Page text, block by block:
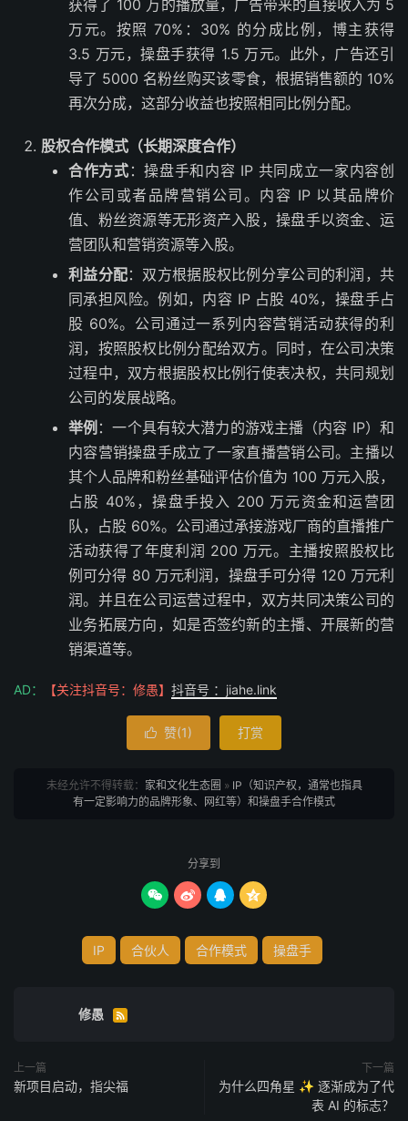
获得了 100 万的播放量，广告带来的直接收入为 5
万元。按照 70%：30% 的分成比例，博主获得
3.5 万元，操盘手获得 1.5 万元。此外，广告还引
导了 5000 名粉丝购买该零食，根据销售额的 10%
再次分成，这部分收益也按照相同比例分配。
股权合作模式（长期深度合作）
合作方式 ：操盘手和内容 IP 共同成立一家内容创
作公司或者品牌营销公司。内容 IP 以其品牌价
值、粉丝资源等无形资产入股，操盘手以资金、运
营团队和营销资源等入股。
利益分配：双方根据股权比例分享公司的利润，共
同承担风险。例如，内容 IP 占股 40%，操盘手占
股 60%。公司通过一系列内容营销活动获得的利
润，按照股权比例分配给双方。同时，在公司决策
过程中，双方根据股权比例行使表决权，共同规划
公司的发展战略。
举例 ：一个具有较大潜力的游戏主播（内容 IP）和
内容营销操盘手成立了一家直播营销公司。主播以
其个人品牌和粉丝基础评估价值为 100 万元入股，
占股 40%，操盘手投入 200 万元资金和运营团
队，占股 60%。公司通过承接游戏厂商的直播推广
活动获得了年度利润 200 万元。主播按照股权比
例可分得 80 万元利润，操盘手可分得 120 万元利
润。并且在公司运营过程中，双方共同决策公司的
业务拓展方向，如是否签约新的主播、开展新的营
销渠道等。
AD： 【关注抖音号：修愚】 抖音号 ：jiahe.link
 赞(1) 打赏
未经允许不得转载： 家和文化生态圈 » IP（知识产权，通常也指具
有一定影响力的品牌形象、网红等）和操盘手合作模式
分享到
   
IP 合伙人 合作模式 操盘手
修愚 
上一篇
新项目启动，指尖福
下一篇
为什么四角星 ✨ 逐渐成为了代
表 AI 的标志？